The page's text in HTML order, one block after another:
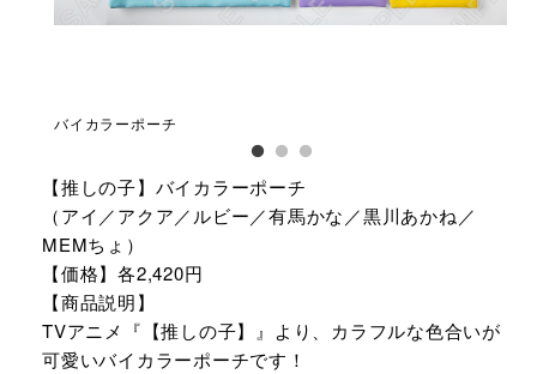
バイカラーポーチ
【推しの子】バイカラーポーチ
（アイ／アクア／ルビー／有馬かな／黒川あかね／
MEMちょ）
【価格】各2,420円
【商品説明】
TVアニメ『【推しの子】』より、カラフルな色合いが
可愛いバイカラーポーチです！